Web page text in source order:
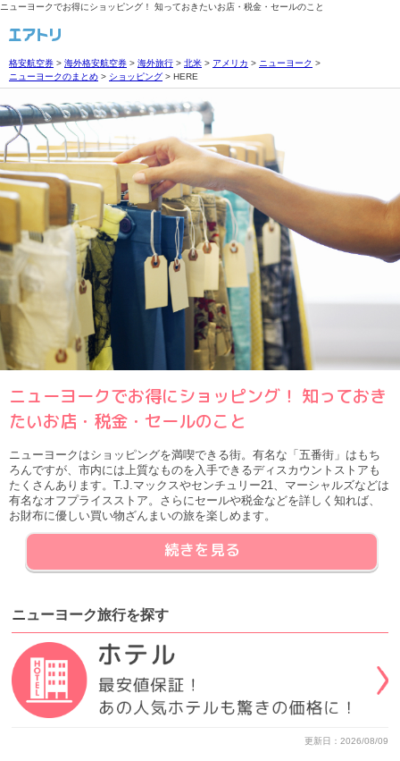
ニューヨークでお得にショッピング！ 知っておきたいお店・税金・セールのこと
格安航空券 > 海外格安航空券 > 海外旅行 > 北米 > アメリカ > ニューヨーク >
ニューヨークのまとめ > ショッピング > HERE
ニューヨークでお得にショッピング！ 知っておき
たいお店・税金・セールのこと
ニューヨークはショッピングを満喫できる街。有名な「五番街」はもち
ろんですが、市内には上質なものを入手できるディスカウントストアも
たくさんあります。T.J.マックスやセンチュリー21、マーシャルズなどは
有名なオフプライスストア。さらにセールや税金などを詳しく知れば、
お財布に優しい買い物ざんまいの旅を楽しめます。
続きを見る
ニューヨーク旅行を探す
更新日：2026/08/09